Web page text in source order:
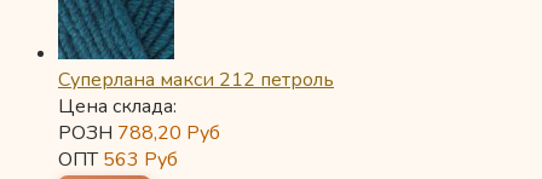
Суперлана макси 212 петроль
Цена склада:
РОЗН 788,20 Руб
ОПТ563 Руб